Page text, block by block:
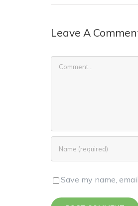
Leave A
Comment
Save my name,